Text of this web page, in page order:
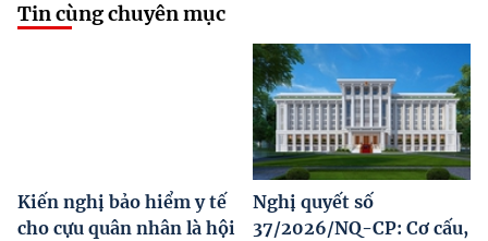
Tin cùng chuyên mục
Kiến nghị bảo hiểm y tế
cho cựu quân nhân là hội
Nghị quyết số
37/2026/NQ-CP: Cơ cấu,